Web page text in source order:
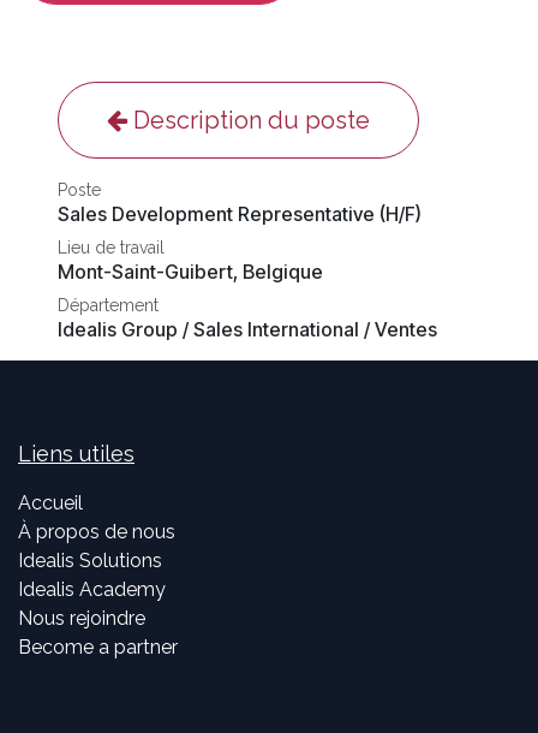
Description du poste
Poste
Sales Development Representative (H/F)
Lieu de travail
Mont-Saint-Guibert, Belgique
Département
Idealis Group / Sales International / Ventes
Liens utiles
Accueil
À propos de nous
Idealis Solutions
Idealis Academy
Nous rejoindre
Become a partner